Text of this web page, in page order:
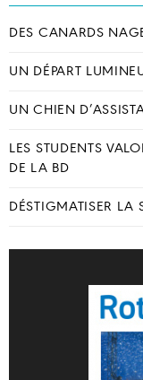
DES CANARDS
UN DÉPART
UN CHIEN
LES STUDENTS
DE LA BD
DÉSTIGMATISER LA